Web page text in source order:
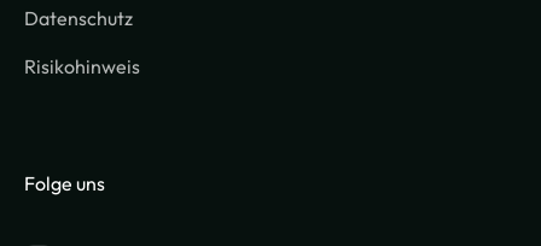
Datenschutz
Risikohinweis
Folge uns